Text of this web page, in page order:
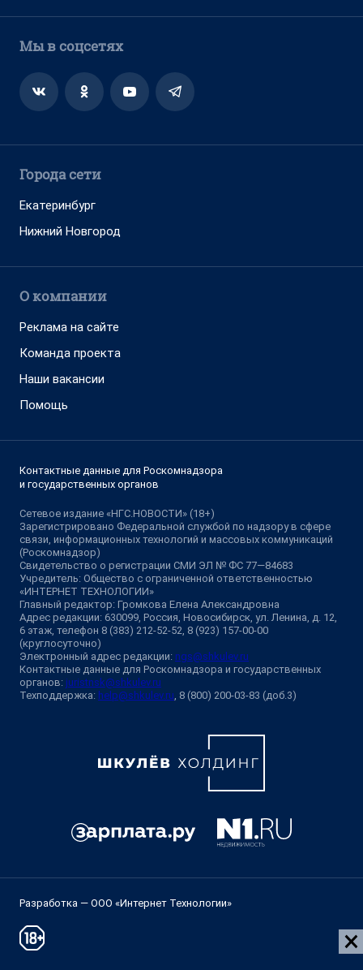
Мы в соцсетях
Города сети
Екатеринбург
Нижний Новгород
О компании
Реклама на сайте
Команда проекта
Наши вакансии
Помощь
Контактные данные для Роскомнадзора
и государственных органов
Сетевое издание «НГС.НОВОСТИ» (18+)
Зарегистрировано Федеральной службой по надзору в сфере
связи, информационных технологий и массовых коммуникаций
(Роскомнадзор)
Свидетельство о регистрации СМИ ЭЛ № ФС 77—84683
Учредитель: Общество с ограниченной ответственностью
«ИНТЕРНЕТ ТЕХНОЛОГИИ»
Главный редактор: Громкова Елена Александровна
Адрес редакции: 630099, Россия, Новосибирск, ул. Ленина, д. 12,
6 этаж, телефон 8 (383) 212-52-52, 8 (923) 157-00-00
(круглосуточно)
Электронный адрес редакции: ngs@shkulev.ru
Контактные данные для Роскомнадзора и государственных
органов: juristnsk@shkulev.ru
Техподдержка: help@shkulev.ru , 8 (800) 200-03-83 (доб.3)
Разработка — ООО «Интернет Технологии»